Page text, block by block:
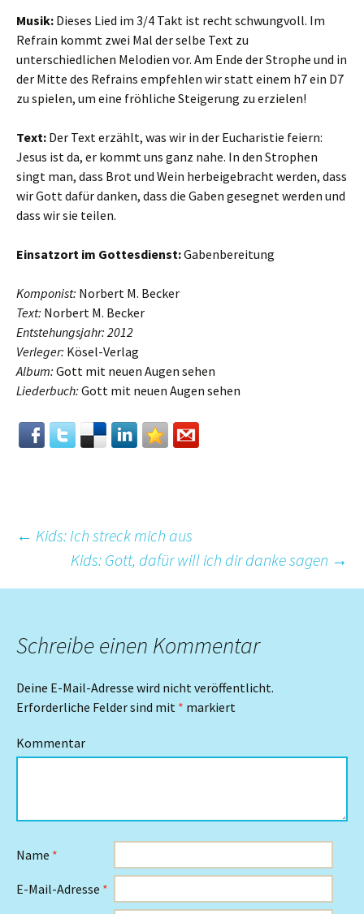
Musik: Dieses Lied im 3/4 Takt ist recht schwungvoll. Im
Refrain kommt zwei Mal der selbe Text zu
unterschiedlichen Melodien vor. Am Ende der Strophe und in
der Mitte des Refrains empfehlen wir statt einem h7 ein D7
zu spielen, um eine fröhliche Steigerung zu erzielen!
Text: Der Text erzählt, was wir in der Eucharistie feiern:
Jesus ist da, er kommt uns ganz nahe. In den Strophen
singt man, dass Brot und Wein herbeigebracht werden, dass
wir Gott dafür danken, dass die Gaben gesegnet werden und
dass wir sie teilen.
Einsatzort im Gottesdienst:Gabenbereitung
Komponist: Norbert M. Becker
Text: Norbert M. Becker
Entstehungsjahr: 2012
Verleger: Kösel-Verlag
Album: Gott mit neuen Augen sehen
Liederbuch: Gott mit neuen Augen sehen
Beitrags-
Navigation
← Kids: Ich streck mich aus
Kids: Gott, dafür will ich dir danke sagen →
Schreibe einen Kommentar
Deine E-Mail-Adresse wird nicht veröffentlicht.
Erforderliche Felder sind mit * markiert
Kommentar
Name *
E-Mail-Adresse *